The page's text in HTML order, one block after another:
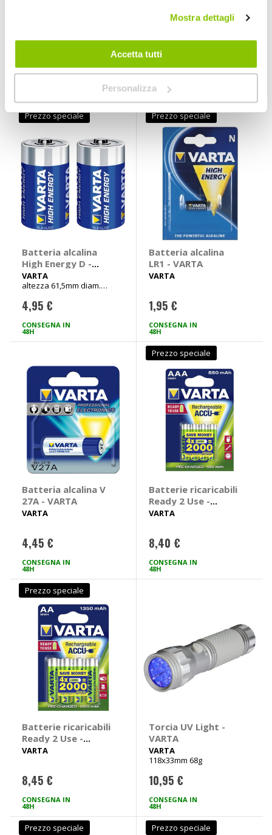
Mostra dettagli
Accetta tutti
Personalizza
VARTA
VARTA
3,95 €
Batteria alcalina
VARTA
VARTA
26,2mm
3,95 €
Prezzo speciale
Batteria alcalina
High Energy D -
VARTA
VARTA
altezza 61,5mm diam.
4,95 €
CONSEGNA IN
48H
Prezzo speciale
Batteria alcalina
LR1 - VARTA
VARTA
1,95 €
CONSEGNA IN
48H
Batteria alcalina V
27A - VARTA
VARTA
4,45 €
CONSEGNA IN
48H
Prezzo speciale
Batterie ricaricabili
Ready 2 Use -
VARTA
VARTA
8,40 €
CONSEGNA IN
48H
Prezzo speciale
Batterie ricaricabili
Ready 2 Use -
VARTA
VARTA
8,45 €
CONSEGNA IN
48H
Torcia UV Light -
VARTA
VARTA
118x33mm 68g
10,95 €
CONSEGNA IN
48H
Prezzo speciale Prezzo speciale